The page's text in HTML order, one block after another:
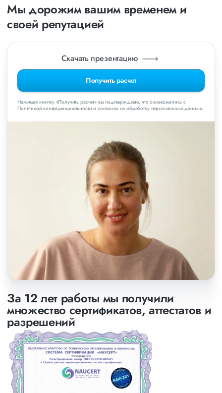
Мы дорожим вашим временем и
своей репутацией
Получить расчет
Скачать презентацию
Нажимая кнопку «Получить расчет» вы подтверждаете, что ознакомились с
Политикой конфиденциальности и согласны на обработку персональных данных.
За 12 лет работы мы получили
множество сертификатов, аттестатов и
разрешений